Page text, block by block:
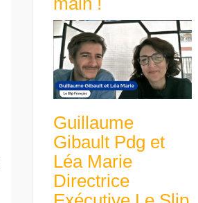
Guillaume
Gibault Pdg et
Léa Marie
Directrice